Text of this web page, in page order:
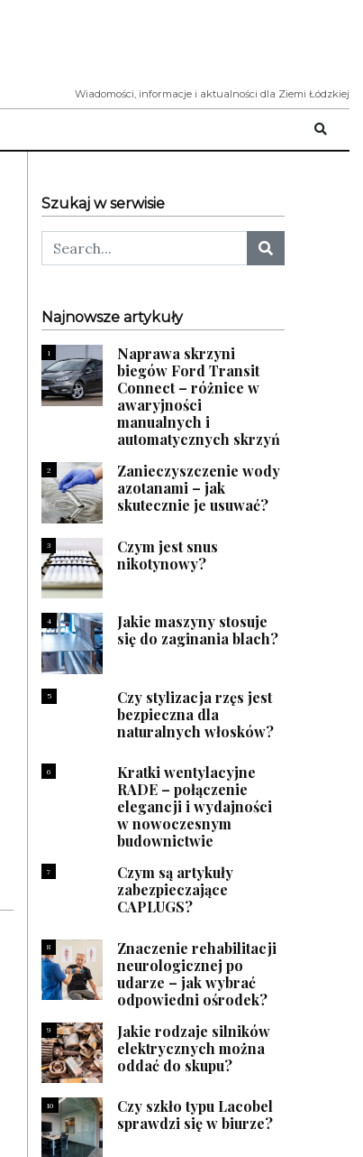
Wiadomości, informacje i aktualności dla Ziemi Łódzkiej
Szukaj w serwisie
Najnowsze artykuły
1
Naprawa skrzyni
biegów Ford Transit
Connect – różnice w
awaryjności
manualnych i
automatycznych skrzyń
2
Zanieczyszczenie wody
azotanami – jak
skutecznie je usuwać?
3
Czym jest snus
nikotynowy?
4
Jakie maszyny stosuje
się do zaginania blach?
5
Czy stylizacja rzęs jest
bezpieczna dla
naturalnych włosków?
6
Kratki wentylacyjne
RADE – połączenie
elegancji i wydajności
w nowoczesnym
budownictwie
7
Czym są artykuły
zabezpieczające
CAPLUGS?
8
Znaczenie rehabilitacji
neurologicznej po
udarze – jak wybrać
odpowiedni ośrodek?
9
Jakie rodzaje silników
elektrycznych można
oddać do skupu?
10
Czy szkło typu Lacobel
sprawdzi się w biurze?